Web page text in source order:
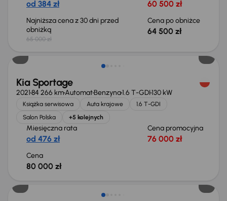
od 384 zł 60 500 zł
Najniższa cena z 30 dni przed
obniżką
65 000 zł
Cena po obniżce
64 500 zł
Kia Sportage
202184 266 kmAutomatBenzyna1.6 T-GDI130 kW
Książka serwisowa Auta krajowe
1.6 T-GDI
Salon Polska
+5 kolejnych
Miesięczna rata
od 476 zł
Cena promocyjna
76 000 zł
Cena
80 000 zł
Możliwość odliczenia VAT